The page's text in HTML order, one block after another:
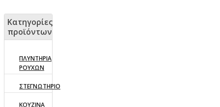
Κατηγορίες
προϊόντων
ΠΛΥΝΤΗΡΙΑ
ΡΟΥΧΩΝ
ΣΤΕΓΝΩΤΗΡΙΟ
ΚΟΥΖΙΝΑ